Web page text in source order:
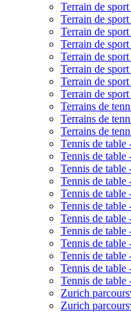
Terrain de
Terrain de
Terrain de
Terrain de
Terrain de
Terrain de
Terrain de
Terrain de
Terrains de
Terrains de
Terrains de
Tennis de table
Tennis de table
Tennis de table
Tennis de table
Tennis de table
Tennis de table
Tennis de table
Tennis de table
Tennis de
Tennis de table
Tennis de table
Tennis de table
Zurich
Zurich